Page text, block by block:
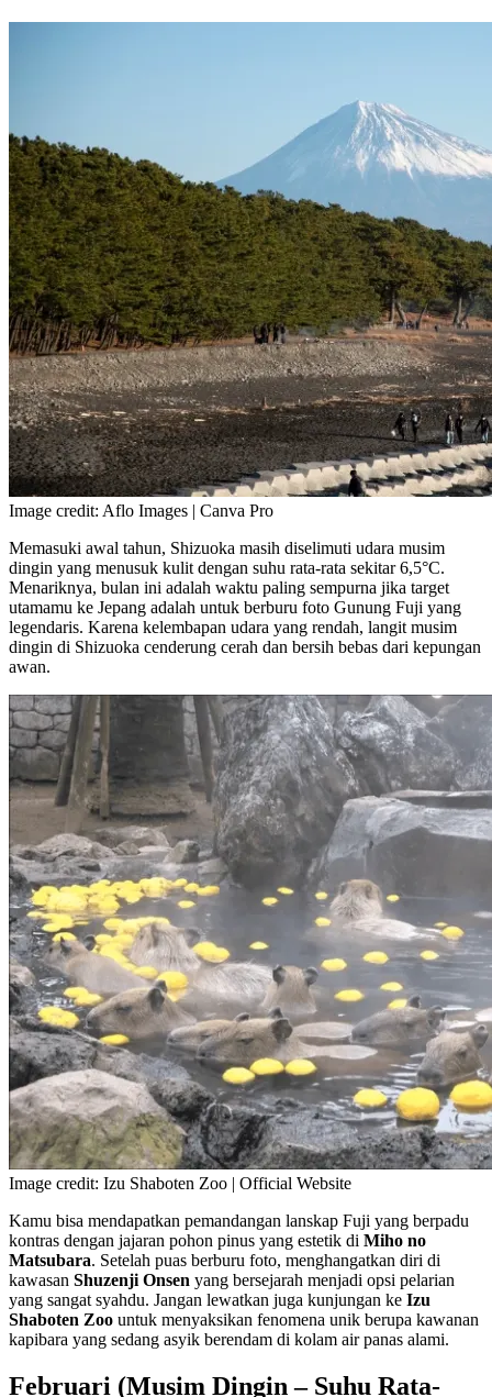
Image credit: Aflo Images | Canva Pro
Memasuki awal tahun, Shizuoka masih diselimuti udara musim
dingin yang menusuk kulit dengan suhu rata-rata sekitar 6,5°C.
Menariknya, bulan ini adalah waktu paling sempurna jika target
utamamu ke Jepang adalah untuk berburu foto Gunung Fuji yang
legendaris. Karena kelembapan udara yang rendah, langit musim
dingin di Shizuoka cenderung cerah dan bersih bebas dari kepungan
awan.
Image credit: Izu Shaboten Zoo | Official Website
Kamu bisa mendapatkan pemandangan lanskap Fuji yang berpadu
kontras dengan jajaran pohon pinus yang estetik di Miho no
Matsubara. Setelah puas berburu foto, menghangatkan diri di
kawasan Shuzenji Onsen yang bersejarah menjadi opsi pelarian
yang sangat syahdu. Jangan lewatkan juga kunjungan ke Izu
Shaboten Zoo untuk menyaksikan fenomena unik berupa kawanan
kapibara yang sedang asyik berendam di kolam air panas alami.
Februari (Musim Dingin – Suhu Rata-